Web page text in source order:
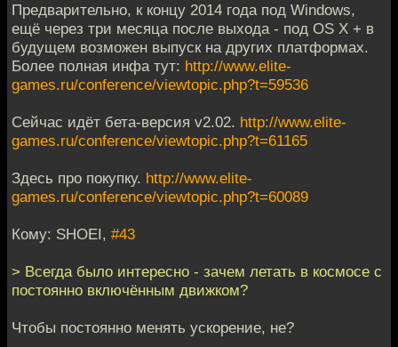
Предварительно, к концу 2014 года под Windows,
ещё через три месяца после выхода - под OS X + в
будущем возможен выпуск на других платформах.
Более полная инфа тут: http://www.elite-
games.ru/conference/viewtopic.php?t=59536
Сейчас идёт бета-версия v2.02. http://www.elite-
games.ru/conference/viewtopic.php?t=61165
Здесь про покупку. http://www.elite-
games.ru/conference/viewtopic.php?t=60089
Кому: SHOEI, #43
> Всегда было интересно - зачем летать в космосе с
постоянно включённым движком?
Чтобы постоянно менять ускорение, не?